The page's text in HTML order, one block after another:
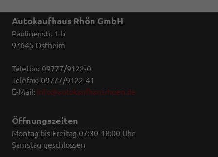
Autokaufhaus Rhön GmbH
Paulinenstr. 1 b
97645 Ostheim
Telefon: 09777/9122-0
Telefax: 09777/9122-41
E-Mail: info@autokaufhausrhoen.de
Öffnungszeiten
Montag bis Freitag 07:30-18:00 Uhr
Samstag geschlossen